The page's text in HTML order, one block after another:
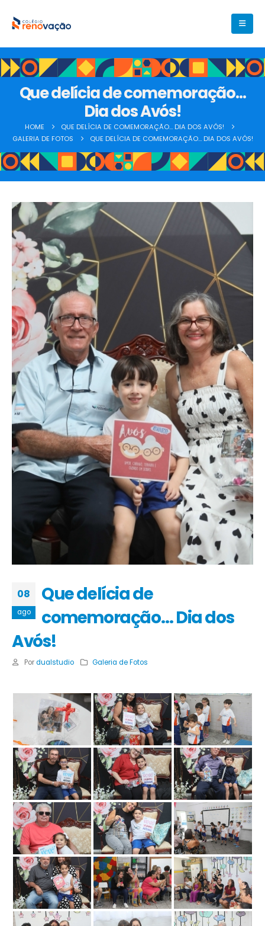
Que delícia de comemoração…
Dia dos Avós!
HOME
QUE DELÍCIA DE COMEMORAÇÃO… DIA DOS AVÓS!
GALERIA DE FOTOS
QUE DELÍCIA DE COMEMORAÇÃO… DIA DOS AVÓS!
08
ago
Que delícia de
comemoração… Dia dos
Avós!
Por dualstudio Galeria de Fotos